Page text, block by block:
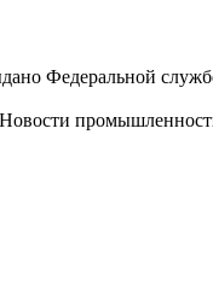
Федеральной